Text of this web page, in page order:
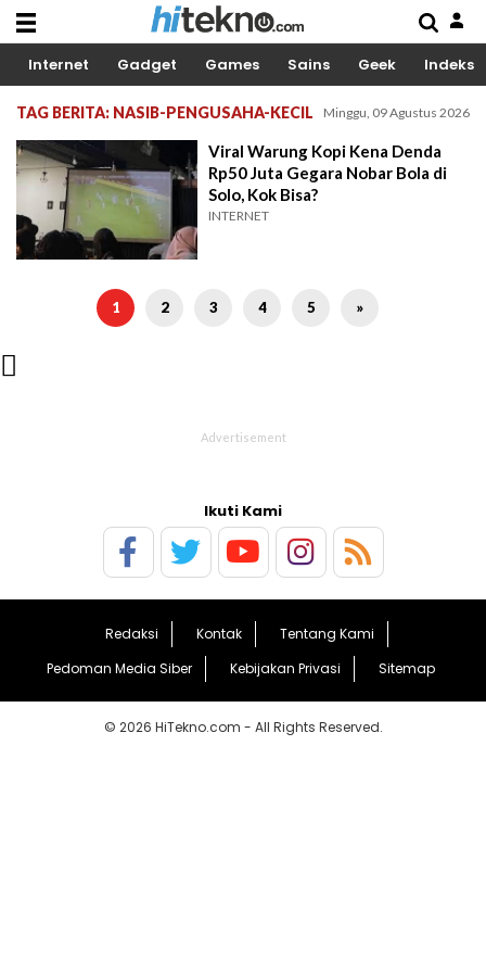
Internet Gadget Games Sains Geek Indeks
TAG BERITA: NASIB-PENGUSAHA-KECIL Minggu, 09 Agustus 2026
Viral Warung Kopi Kena Denda
Rp50 Juta Gegara Nobar Bola di
Solo, Kok Bisa?
INTERNET
1 2 3 4 5 »

Ikuti Kami
Redaksi Kontak
Tentang Kami
Pedoman Media Siber
Kebijakan Privasi Sitemap
© 2026 HiTekno.com - All Rights Reserved.